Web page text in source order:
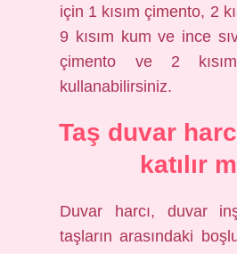
için 1 kısım çimento, 2
9 kısım kum ve ince
çimento ve 2
kullanabilirsiniz.
Taş duvar
katılır
Duvar harcı, duvar
taşların arasındaki